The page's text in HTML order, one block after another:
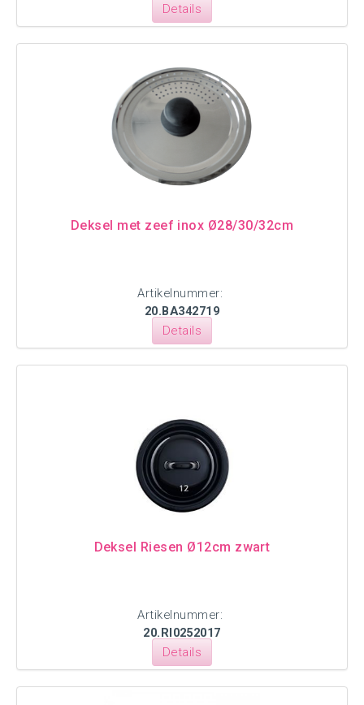
Details
Deksel met zeef inox Ø28/30/32cm
Artikelnummer:
20.BA342719
Details
Deksel Riesen Ø12cm zwart
Artikelnummer:
20.RI0252017
Details